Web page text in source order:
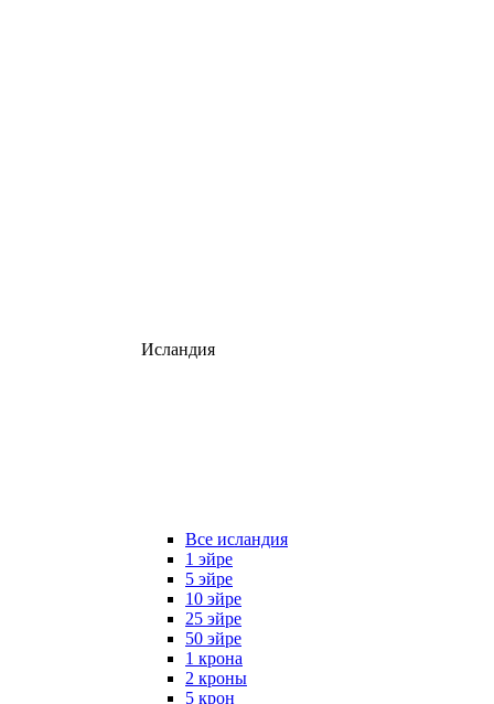
Исландия
Все исландия
1 эйре
5 эйре
10 эйре
25 эйре
50 эйре
1 крона
2 кроны
5 крон